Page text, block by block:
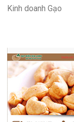
Kinh doanh Gạo